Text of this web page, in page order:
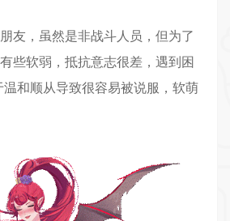
友，虽然是非战斗人员，但为了
些软弱，抵抗意志很差，遇到困
和顺从导致很容易被说服，软萌